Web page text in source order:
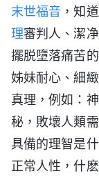
末世福音 ，知
理審判人、潔
擺脱墮落痛苦
姊妹耐心、細
真理，例如：
秘，敗壞人類
具備的理智是
正常人性，什